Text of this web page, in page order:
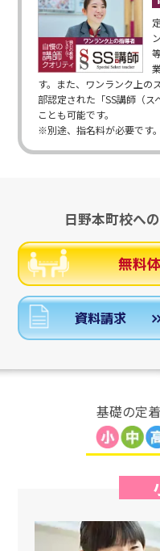
す。また、ワンランク上の
部認定された「SS講師（ス
ことも可能です。
※別途、指名料が必要です。
日野本町校へ
無料
資料請求
基礎の定